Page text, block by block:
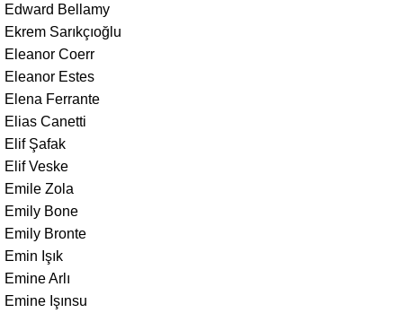
Edward Bellamy
Ekrem Sarıkçıoğlu
Eleanor Coerr
Eleanor Estes
Elena Ferrante
Elias Canetti
Elif Şafak
Elif Veske
Emile Zola
Emily Bone
Emily Bronte
Emin Işık
Emine Arlı
Emine Işınsu